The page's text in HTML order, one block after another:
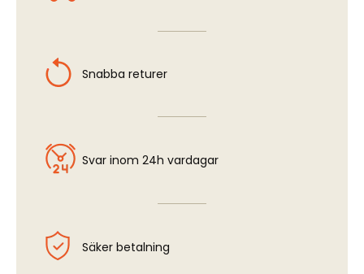
Snabba returer
Svar inom 24h vardagar
Säker betalning